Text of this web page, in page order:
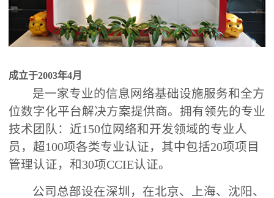
成立于2003年4月
是一家专业的信息网络基础设施服务和全方
位数字化平台解决方案提供商。拥有领先的专业
技术团队：近150位网络和开发领域的专业人
员，超100项各类专业认证，其中包括20项项目
管理认证，和30项CCIE认证。
公司总部设在深圳，在北京、上海、沈阳、